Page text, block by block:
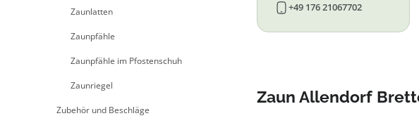
Zaunlatten
Zaunpfähle
Zaunpfähle im Pfostenschuh
Zaunriegel
Zubehör und Beschläge
+49 176 21067702
Zaun Allendorf